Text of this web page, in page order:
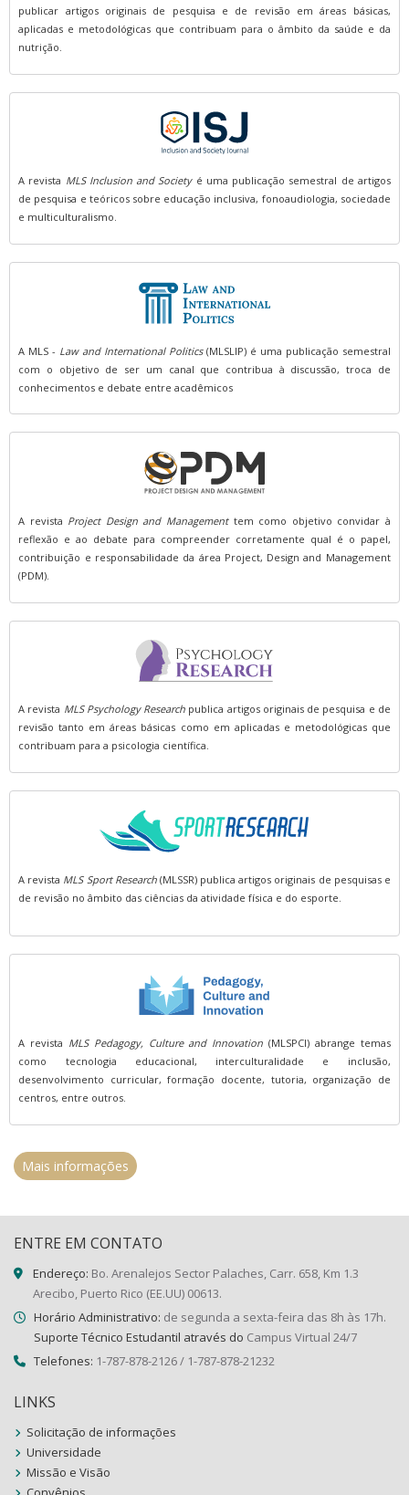
publicar artigos originais de pesquisa e de revisão em áreas básicas,
aplicadas e metodológicas que contribuam para o âmbito da saúde e da
nutrição.
A revista MLS Inclusion and Society é uma publicação semestral de artigos
de pesquisa e teóricos sobre educação inclusiva, fonoaudiologia, sociedade
e multiculturalismo.
A MLS - Law and International Politics (MLSLIP) é uma publicação semestral
com o objetivo de ser um canal que contribua à discussão, troca de
conhecimentos e debate entre acadêmicos
A revista Project Design and Management tem como objetivo convidar à
reflexão e ao debate para compreender corretamente qual é o papel,
contribuição e responsabilidade da área Project, Design and Management
(PDM).
A revista MLS Psychology Research publica artigos originais de pesquisa e de
revisão tanto em áreas básicas como em aplicadas e metodológicas que
contribuam para a psicologia científica.
A revista MLS Sport Research(MLSSR) publica artigos originais de pesquisas e
de revisão no âmbito das ciências da atividade física e do esporte.
A revista MLS Pedagogy, Culture and Innovation(MLSPCI) abrange temas
como tecnologia educacional, interculturalidade e inclusão,
desenvolvimento curricular, formação docente, tutoria, organização de
centros, entre outros.
Mais informações
ENTRE EM CONTATO
Endereço: Bo. Arenalejos Sector Palaches, Carr. 658, Km 1.3
Arecibo, Puerto Rico (EE.UU) 00613.
Horário Administrativo: de segunda a sexta-feira das 8h às 17h.
Suporte Técnico Estudantil através do Campus Virtual 24/7
Telefones: 1-787-878-2126 / 1-787-878-21232
LINKS
Solicitação de informações
Universidade
Missão e Visão